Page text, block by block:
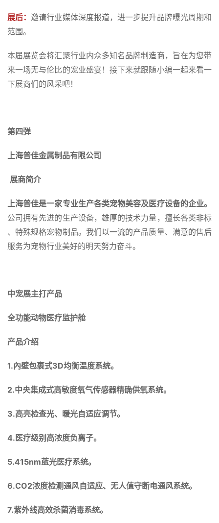
展后：邀请行业媒体深度报道，进一步提升品牌曝光周期和
范围。
本届展览会将汇聚行业内众多知名品牌制造商，旨在为您带
来一场无与伦比的宠业盛宴！接下来就跟随小编一起来看一
下展商们的风采吧！
第四弹
上海普佳金属制品有限公司
展商简介
上海普佳是一家专业生产各类宠物美容及医疗设备的企业。
公司拥有先进的生产设备，雄厚的技术力量，擅长各类非标
、特殊规格宠物制品。我们以一流的产品质量、满意的售后
服务为宠物行业美好的明天努力奋斗。
中宠展主打产品
全功能动物医疗监护舱
产品介绍
1.內壁包裹式3D均衡温度系统。
2.中央集成式高敏度氧气传感器精确供氧系统。
3.高亮检查光、暖光自适应调节。
4. 医疗级别高浓度负离子。
5.415nm蓝光医疗系统。
6.CO2浓度检测通风自适应、无人值守断电通风系统。
7.紫外线高效杀菌消毒系统。